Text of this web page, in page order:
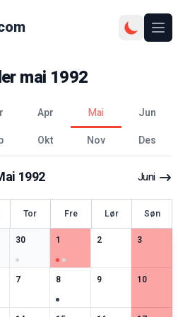
mai 1992
apr mai
jun
okt nov des
1992 Juni
Tor Fre Lør Søn
datoer
30
3spesielle datoer
14 spesielle datoer
2
2spesielle datoer
3
2
datoer
7
2spesielle datoer
8
3spesielle datoer
9
3spesielle datoer
10
2